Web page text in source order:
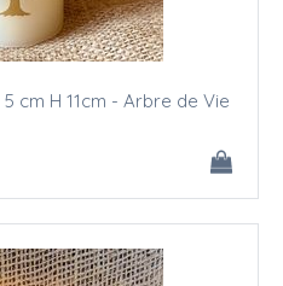
cm H 11cm - Arbre de Vie